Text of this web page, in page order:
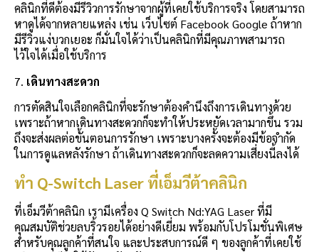
คลินิกที่ดีต้องมีรีวิวการรักษาจากผู้ที่เคยใช้บริการจริง โดยสามารถ
หาดูได้จากหลายแหล่ง เช่น เว็บไซต์ Facebook Google ถ้าหาก
มีรีวิวแง่บวกเยอะ ก็มั่นใจได้ว่าเป็นคลินิกที่มีคุณภาพสามารถ
ไว้ใจได้เมื่อใช้บริการ
7. เดินทางสะดวก
การตัดสินใจเลือกคลินิกที่จะรักษาต้องคำนึงถึงการเดินทางด้วย
เพราะถ้าหากเดินทางสะดวกก็จะทำให้ประหยัดเวลามากขึ้น รวม
ถึงจะส่งผลต่อขั้นตอนการรักษา เพราะบางครั้งจะต้องมีข้อจำกัด
ในการดูแลหลังรักษา ถ้าเดินทางสะดวกก็จะลดความเสี่ยงนี้ลงได้
ทำ Q-Switch Laser ที่เอ็มวีต้าคลินิก
ที่เอ็มวีต้าคลินิก เรามีเครื่อง Q Switch Nd:YAG Laser ที่มี
คุณสมบัติช่วยลบริ้วรอยได้อย่างดีเยี่ยม พร้อมกับโปรโมชั่นพิเศษ
สำหรับคุณลูกค้าที่สนใจ และประสบการณ์ดี ๆ ของลูกค้าที่เคยใช้